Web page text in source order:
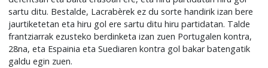
sartu ditu. Bestalde, Lacrabèrek ez du sorte handirik izan bere
jaurtiketetan eta hiru gol ere sartu ditu hiru partidatan. Talde
frantziarrak ezusteko berdinketa izan zuen Portugalen kontra,
28na, eta Espainia eta Suediaren kontra gol bakar batengatik
galdu egin zuen.